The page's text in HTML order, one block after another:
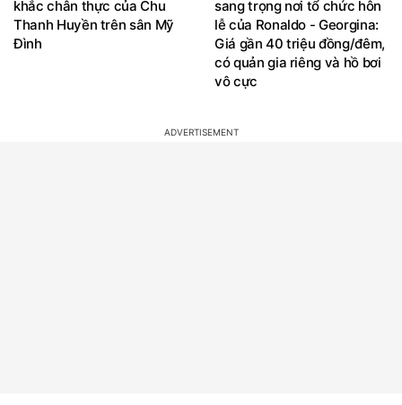
khắc chân thực của Chu
Thanh Huyền trên sân Mỹ
Đình
sang trọng nơi tổ chức hôn
lễ của Ronaldo - Georgina:
Giá gần 40 triệu đồng/đêm,
có quản gia riêng và hồ bơi
vô cực